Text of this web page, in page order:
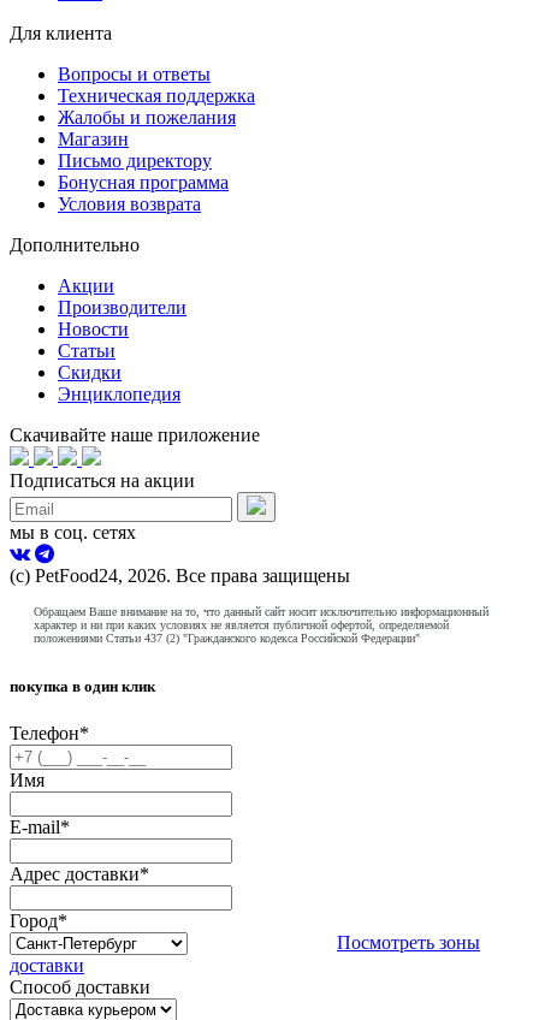
Для клиента
Вопросы и ответы
Техническая поддержка
Жалобы и пожелания
Магазин
Письмо директору
Бонусная программа
Условия возврата
Дополнительно
Акции
Производители
Новости
Статьи
Скидки
Энциклопедия
Скачивайте наше приложение
Подписаться на акции
мы в соц. сетях
(с) PetFood24, 2026. Все права защищены
Обращаем Ваше внимание на то, что данный сайт носит исключительно информационный
характер и ни при каких условиях не является публичной офертой, определяемой
положениями Статьи 437 (2) "Гражданского кодекса Российской Федерации"
покупка в один клик
Телефон*
Имя
E-mail*
Адрес доставки*
Город*
Посмотреть зоны
доставки
Способ доставки